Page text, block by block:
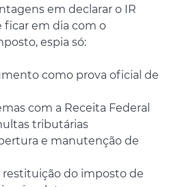
em declarar o IR
ficar em dia com o
espia só:
como prova oficial de
com a Receita Federal
tributárias
e manutenção de
restituição do imposto de